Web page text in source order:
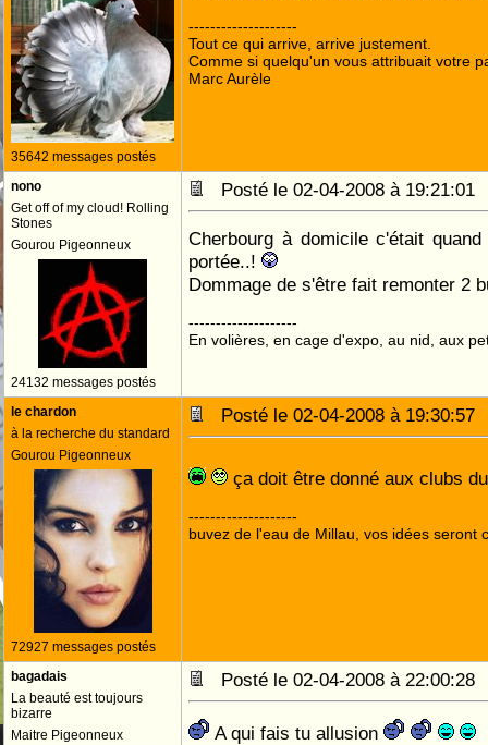
35642 messages postés
--------------------
Tout ce qui arrive, arrive justement.
Comme si quelqu'un vous attribuait votre
Marc Aurèle
nono
Get off of my cloud! Rolling
Stones
Gourou Pigeonneux
24132 messages postés
Posté le 02-04-2008 à
Cherbourg à domicile c'était
portée..!
Dommage de s'être fait remonter 2
--------------------
En volières, en cage d'expo, au nid, aux
le chardon
à la recherche du standard
Gourou Pigeonneux
72927 messages postés
Posté le 02-04-2008 à
ça doit être donné aux clubs
--------------------
buvez de l'eau de Millau, vos idées seront
bagadais
La beauté est toujours
bizarre
Maitre Pigeonneux
Posté le 02-04-2008 à
A qui fais tu allusion